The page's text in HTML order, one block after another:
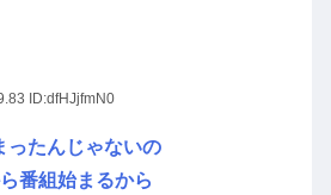
ID:dfHJjfmN0
ったんじゃないの
番組始まるから